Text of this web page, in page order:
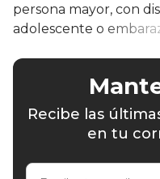
persona mayor, con
adolescente o
Recibe las
en tu
Escribe